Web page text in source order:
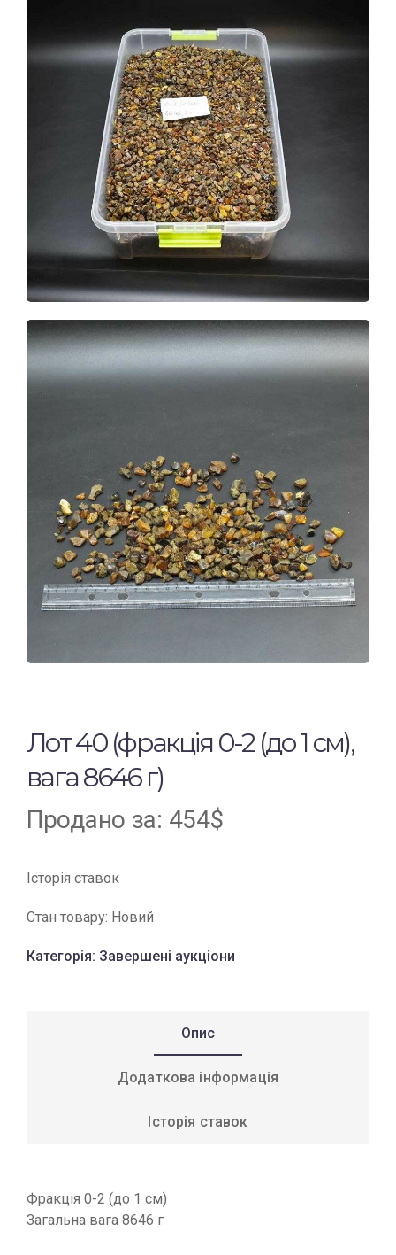
Лот 40 (фракція 0-2 (до 1 см),
вага 8646 г)
Продано за: 454$
Історія ставок
Стан товару: Новий
Категорія: Завершені аукціони
Опис
Додаткова інформація
Історія ставок
Фракція 0-2 (до 1 см)
Загальна вага 8646 г